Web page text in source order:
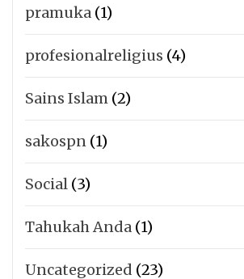
pramuka (1)
profesionalreligius (4)
Sains Islam (2)
sakospn (1)
Social (3)
Tahukah Anda (1)
Uncategorized (23)